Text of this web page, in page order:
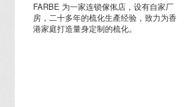
FARBE 为一家连锁傢俬店，设有自家厂
房，二十多年的梳化生產经验，致力为香
港家庭打造量身定制的梳化。